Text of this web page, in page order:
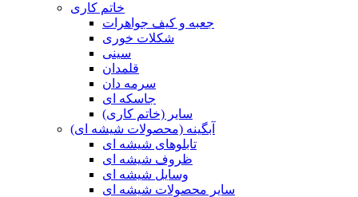
خاتم کاری
جعبه و کیف جواهرات
شکلات خوری
سینی
قلمدان
سرمه دان
جاسکه ای
سایر (خاتم کاری)
آبگینه (محصولات شیشه ای)
تابلوهای شیشه ای
ظروف شیشه ای
وسایل شیشه ای
سایر محصولات شیشه ای